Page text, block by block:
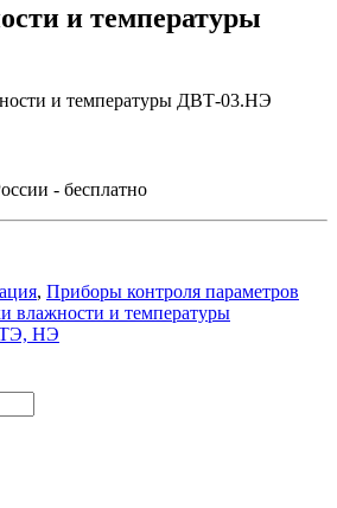
и температуры
и температуры ДВТ-03.НЭ
- бесплатно
, Приборы контроля параметров
влажности и температуры
НЭ